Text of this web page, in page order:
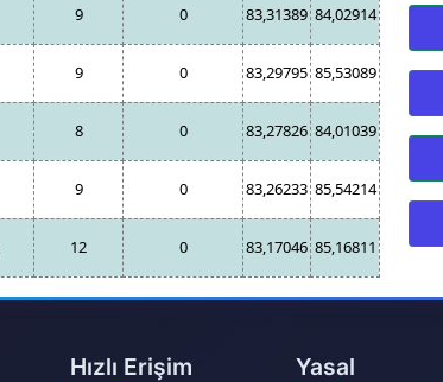
9 0 83,31389 84,02914
9 0 83,29795 85,53089
8 0 83,27826 84,01039
9 0 83,26233 85,54214
12 0 83,17046 85,16811
Hızlı Erişim Yasal